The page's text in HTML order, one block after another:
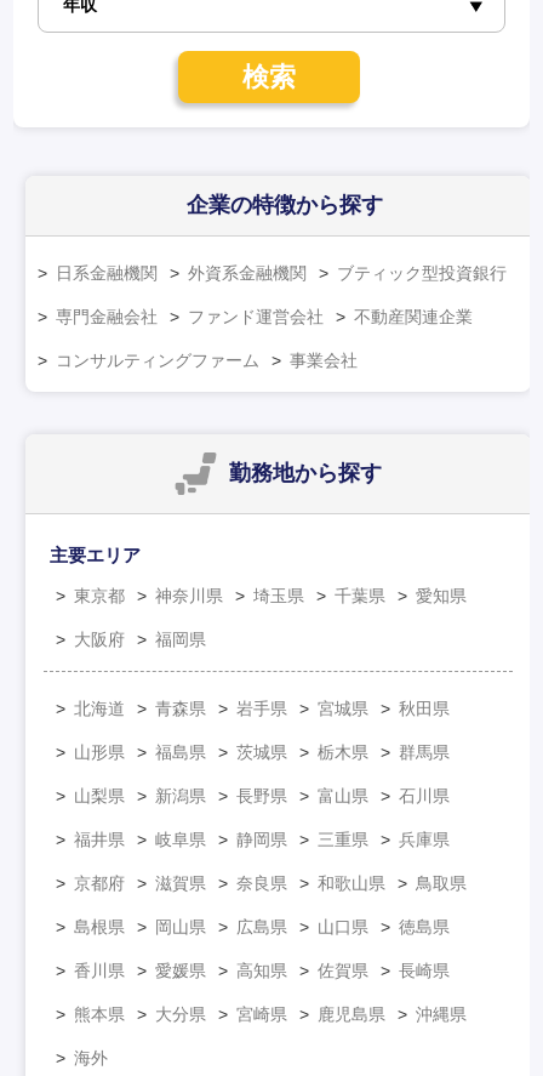
検索
企業の特徴から探す
日系金融機関 外資系金融機関 ブティック型投資銀行
専門金融会社 ファンド運営会社 不動産関連企業
コンサルティングファーム 事業会社
勤務地から探す
主要エリア
東京都 神奈川県 埼玉県 千葉県 愛知県
大阪府 福岡県
北海道 青森県 岩手県 宮城県 秋田県
山形県 福島県 茨城県 栃木県 群馬県
山梨県 新潟県 長野県 富山県 石川県
福井県 岐阜県 静岡県 三重県 兵庫県
京都府 滋賀県 奈良県 和歌山県 鳥取県
島根県 岡山県 広島県 山口県 徳島県
香川県 愛媛県 高知県 佐賀県 長崎県
熊本県 大分県 宮崎県 鹿児島県 沖縄県
海外